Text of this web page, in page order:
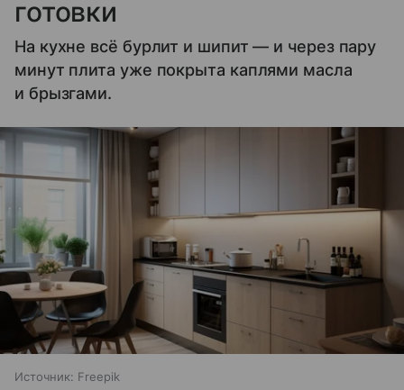
готовки
На кухне всё бурлит и шипит — и через пару
минут плита уже покрыта каплями масла
и брызгами.
Источник: Freepik